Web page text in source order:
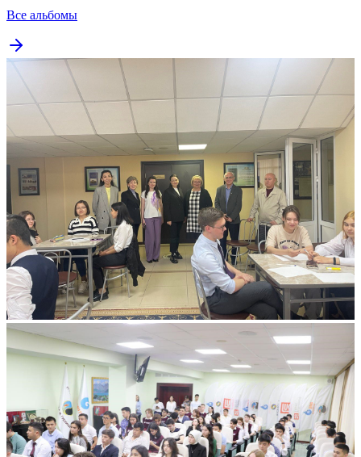
122
Подробнее
Все мероприятия
Фотогалерея
Все альбомы